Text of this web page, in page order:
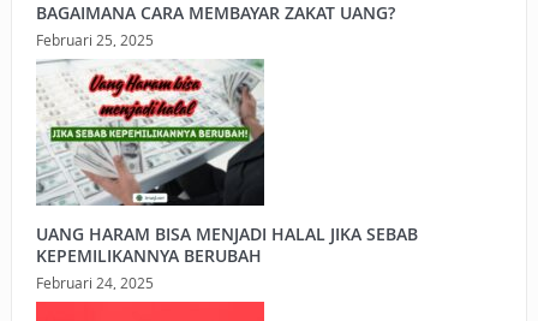
BAGAIMANA CARA MEMBAYAR ZAKAT UANG?
Februari 25, 2025
UANG HARAM BISA MENJADI HALAL JIKA SEBAB
KEPEMILIKANNYA BERUBAH
Februari 24, 2025